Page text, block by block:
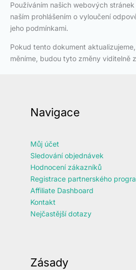
Používáním našich webových
naším prohlášením o vyloučení
jeho podmínkami.
Pokud tento dokument
měníme, budou tyto změny viditelně
Navigace
Můj účet
Sledování objednávek
Hodnocení zákazníků
Registrace partnerského
Affiliate Dashboard
Kontakt
Nejčastější dotazy
Zásady